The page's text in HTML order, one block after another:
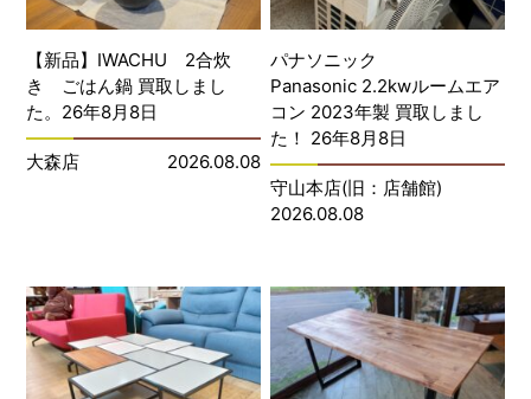
【新品】IWACHU 2合炊
き ごはん鍋 買取しまし
た。26年8月8日
大森店 2026.08.08
パナソニック
Panasonic 2.2kwルームエア
コン 2023年製 買取しまし
た！ 26年8月8日
守山本店(旧：店舗館)
2026.08.08